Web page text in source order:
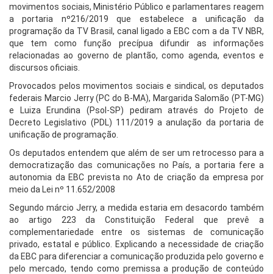
movimentos sociais, Ministério Público e parlamentares reagem
a portaria nº216/2019 que estabelece a unificação da
programação da TV Brasil, canal ligado a EBC com a da TV NBR,
que tem como função precípua difundir as informações
relacionadas ao governo de plantão, como agenda, eventos e
discursos oficiais.
Provocados pelos movimentos sociais e sindical, os deputados
federais Marcio Jerry (PC do B-MA), Margarida Salomão (PT-MG)
e Luiza Erundina (Psol-SP) pediram através do Projeto de
Decreto Legislativo (PDL) 111/2019 a anulação da portaria de
unificação de programação.
Os deputados entendem que além de ser um retrocesso para a
democratização das comunicações no País, a portaria fere a
autonomia da EBC prevista no Ato de criação da empresa por
meio da Lei nº 11.652/2008
Segundo márcio Jerry, a medida estaria em desacordo também
ao artigo 223 da Constituição Federal que prevê a
complementariedade entre os sistemas de comunicação
privado, estatal e público. Explicando a necessidade de criação
da EBC para diferenciar a comunicação produzida pelo governo e
pelo mercado, tendo como premissa a produção de conteúdo